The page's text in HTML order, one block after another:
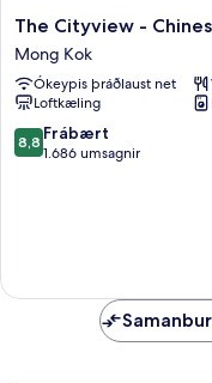
The
Cityview
-
Chinese
YMCA
of
Hong
The Cityview -
Mong Kok
Ókeypis þráðlaust net
Loftkæling
8.8
af
8,8 Frábært
1.686 umsagnir